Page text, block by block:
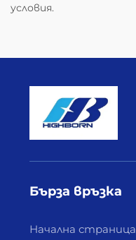
условия.
Бърза връзка
Начална страница